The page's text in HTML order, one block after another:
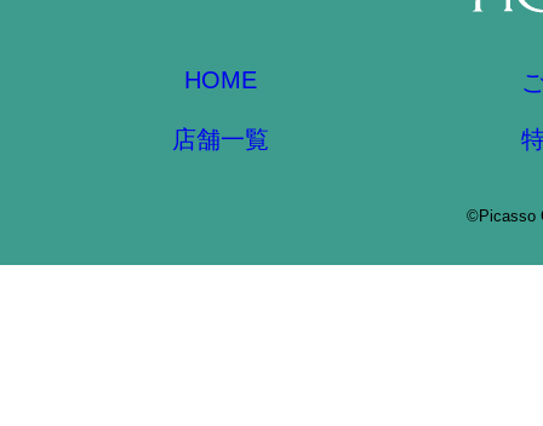
HOME
店舗一覧
©Picasso